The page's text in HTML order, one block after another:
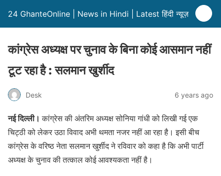
24 GhanteOnline | News in Hindi | Latest हिंदी न्यूज़
कांग्रेस अध्यक्ष पर चुनाव के बिना कोई आसमान नहीं
टूट रहा है : सलमान खुर्शीद
Desk 6 years ago
नई दिल्ली। कांग्रेस की अंतरिम अध्यक्ष सोनिया गांधी को लिखी गई एक
चिट्ठी को लेकर उठा विवाद अभी थमता नजर नहीं आ रहा है। इसी बीच
कांग्रेस के वरिष्ठ नेता सलमान खुर्शीद ने रविवार को कहा है कि अभी पार्टी
अध्यक्ष के चुनाव की तत्काल कोई आवश्यकता नहीं है।